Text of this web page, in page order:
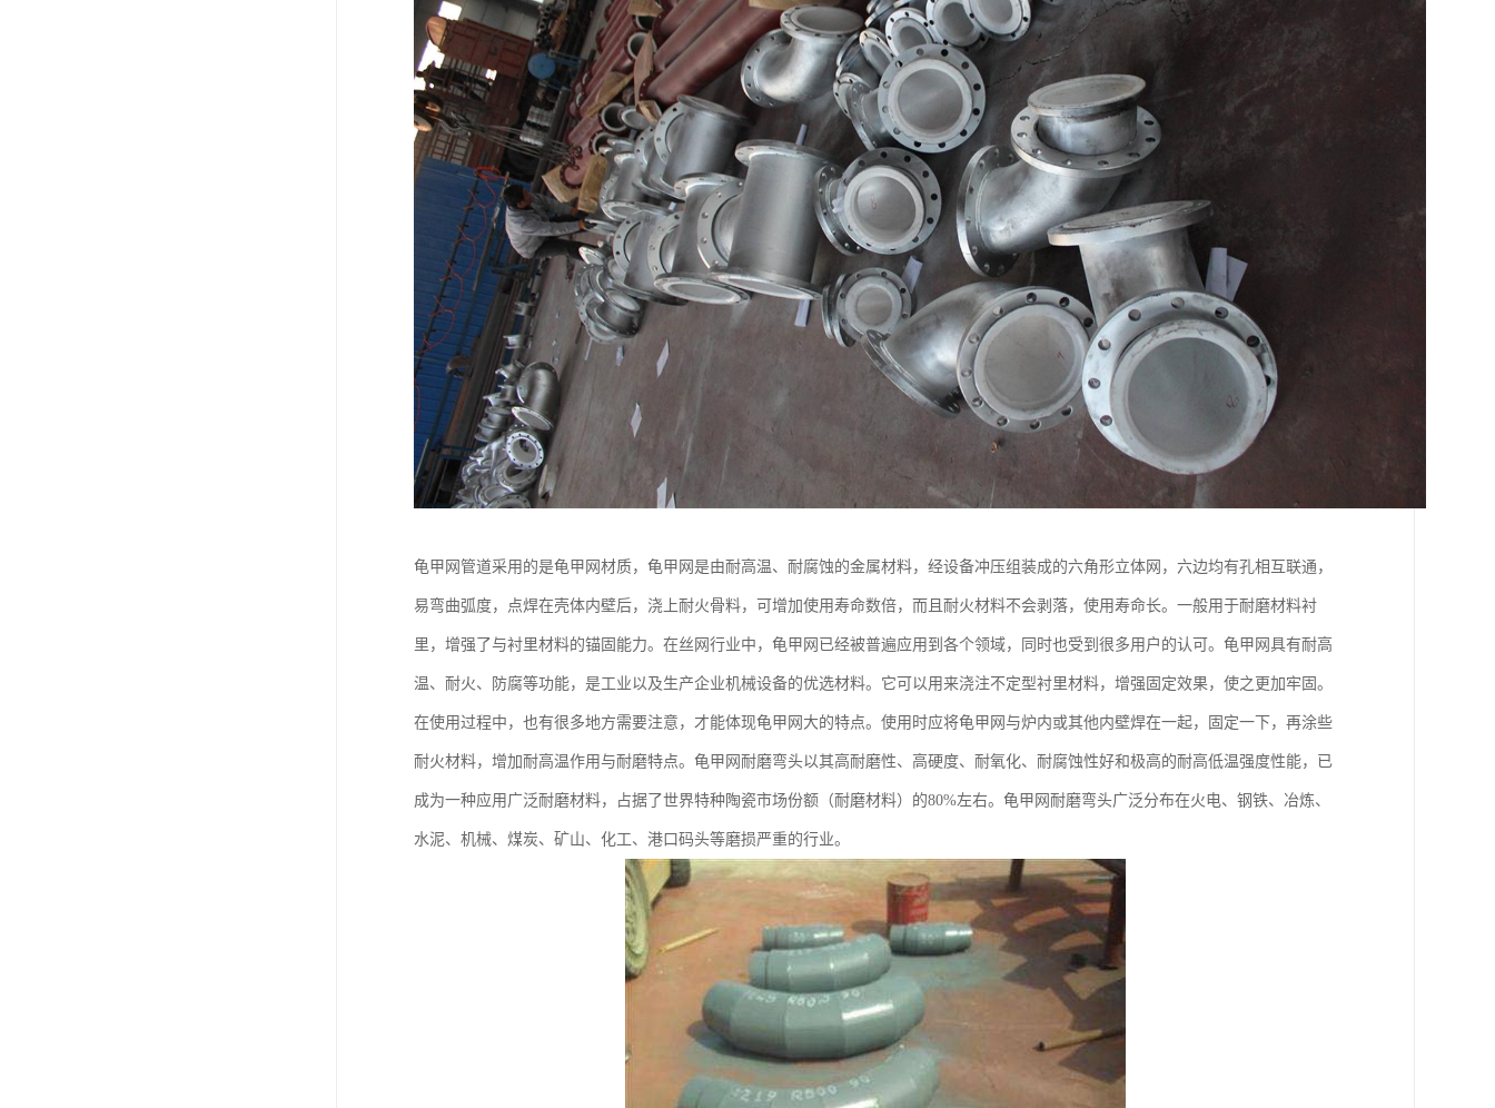
龟甲网管道采用的是龟甲网材质，龟甲网是由耐高温、耐腐蚀的金属材料，经设备冲压组装成的六角形立体网，六边均有孔相互联通，
易弯曲弧度，点焊在壳体内壁后，浇上耐火骨料，可增加使用寿命数倍，而且耐火材料不会剥落，使用寿命长。一般用于耐磨材料衬
里，增强了与衬里材料的锚固能力。在丝网行业中，龟甲网已经被普遍应用到各个领域，同时也受到很多用户的认可。龟甲网具有耐高
温、耐火、防腐等功能，是工业以及生产企业机械设备的优选材料。它可以用来浇注不定型衬里材料，增强固定效果，使之更加牢固。
在使用过程中，也有很多地方需要注意，才能体现龟甲网大的特点。使用时应将龟甲网与炉内或其他内壁焊在一起，固定一下，再涂些
耐火材料，增加耐高温作用与耐磨特点。龟甲网耐磨弯头以其高耐磨性、高硬度、耐氧化、耐腐蚀性好和极高的耐高低温强度性能，已
成为一种应用广泛耐磨材料，占据了世界特种陶瓷市场份额（耐磨材料）的80%左右。龟甲网耐磨弯头广泛分布在火电、钢铁、冶炼、
水泥、机械、煤炭、矿山、化工、港口码头等磨损严重的行业。